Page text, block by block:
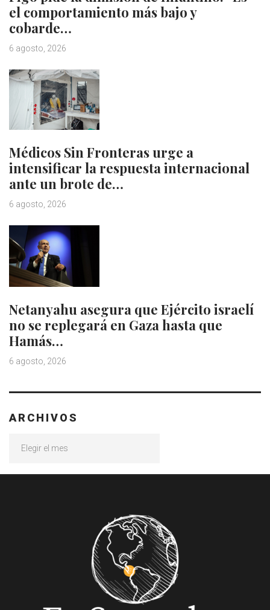
el comportamiento más bajo y
cobarde…
6 agosto, 2026
Médicos Sin Fronteras urge a
intensificar la respuesta internacional
ante un brote de…
6 agosto, 2026
Netanyahu asegura que Ejército israelí
no se replegará en Gaza hasta que
Hamás…
6 agosto, 2026
ARCHIVOS